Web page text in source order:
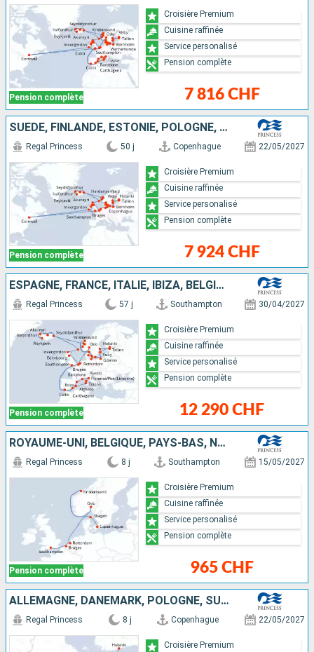
Pension complète 7 816 CHF
Croisière Premium
Cuisine raffinée
Service personalisé
Pension complète
SUÈDE, FINLANDE, ESTONIE, POLOGNE, NORVÈGE, ISLANDE, CANADA, IRLANDE, ROYAUME-UNI, BELGIQUE, PAYS-BAS, ALLEMAGNE, DANEMARK
Pension complète
Regal Princess 50 j Copenhague 22/05/2027
7 924 CHF
Croisière Premium
Cuisine raffinée
Service personalisé
Pension complète
ESPAGNE, FRANCE, ITALIE, IBIZA, BELGIQUE, PAYS-BAS, NORVÈGE, ALLEMAGNE, FINLANDE, ESTONIE, SUÈDE, POLOGNE, DANEMARK, ISLANDE, ROYAUME-UNI
Pension complète
Regal Princess 57 j Southampton 30/04/2027
12 290 CHF
Croisière Premium
Cuisine raffinée
Service personalisé
Pension complète
ROYAUME-UNI, BELGIQUE, PAYS-BAS, NORVÈGE, DANEMARK
Pension complète
Regal Princess 8 j Southampton 15/05/2027
965 CHF
Croisière Premium
Cuisine raffinée
Service personalisé
Pension complète
ALLEMAGNE, DANEMARK, POLOGNE, SUÈDE, ESTONIE, FINLANDE
Regal Princess 8 j Copenhague 22/05/2027
Croisière Premium